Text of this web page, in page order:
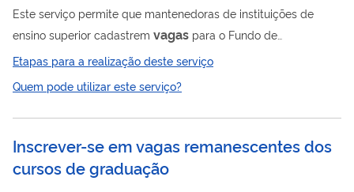
Este serviço permite que mantenedoras de instituições de
ensino superior cadastrem vagas para o Fundo de
Financiamento Estudantil (Fies). Objetivo: ● Possibilitar que
estudantes tenham acesso ao financiamento em cursos de
graduação não gratuitos com avaliação positiva pelo MEC.
processos do MEC.
Etapas para a realização deste serviço
Quem pode utilizar este serviço?
Inscrever-se em vagas remanescentes dos
cursos de graduação